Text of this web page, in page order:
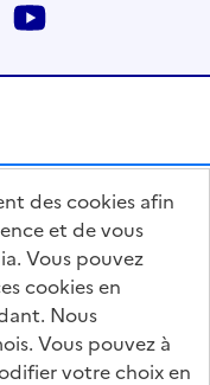
sur Facebook
ministère sur
des cookies afin
et de vous
Vous pouvez
cookies en
Nous
Vous pouvez à
votre choix en